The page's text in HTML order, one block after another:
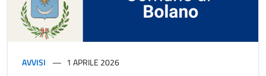
AVVISI 1 APRILE 2026